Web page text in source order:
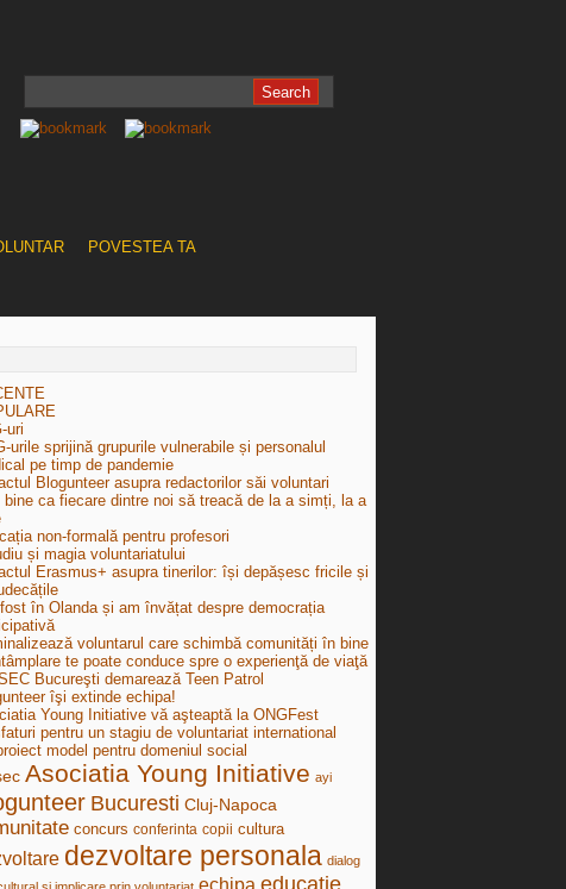
POVESTEA TA
uri
urile sprijină grupurile vulnerabile și personalul
pe timp de pandemie
Blogunteer asupra redactorilor săi voluntari
bine ca fiecare dintre noi să treacă de la a simți, la a
non-formală pentru profesori
și magia voluntariatului
Erasmus+ asupra tinerilor: își depășesc fricile și
în Olanda și am învățat despre democrația
voluntarul care schimbă comunități în bine
te poate conduce spre o experienţă de viaţă
Bucureşti demarează Teen Patrol
îşi extinde echipa!
Young Initiative vă aşteaptă la ONGFest
pentru un stagiu de voluntariat international
model pentru domeniul social
Asociatia Young Initiative ayi
Bucuresti Cluj-Napoca
concurs conferinta copii cultura
dezvoltare personala dialog
echipa educatie